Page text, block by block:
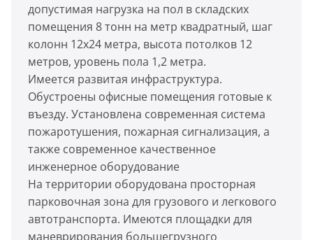
допустимая нагрузка на пол в складских
помещения 8 тонн на метр квадратный, шаг
колонн 12x24 метра, высота потолков 12
метров, уровень пола 1,2 метра.
Имеется развитая инфраструктура.
Обустроены офисные помещения готовые к
въезду. Установлена современная система
пожаротушения, пожарная сигнализация, а
также современное качественное
инженерное оборудование
На территории оборудована просторная
парковочная зона для грузового и легкового
автотранспорта. Имеются площадки для
маневрирования большегрузного